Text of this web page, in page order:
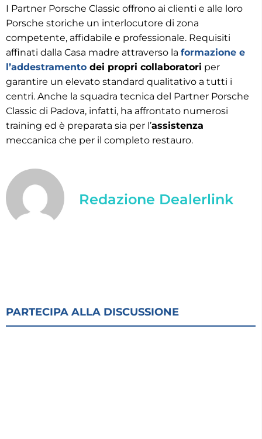
I Partner Porsche Classic offrono ai clienti e alle loro
Porsche storiche un interlocutore di zona
competente, affidabile e professionale. Requisiti
affinati dalla Casa madre attraverso la formazione e
l’addestramento dei propri collaboratori per
garantire un elevato standard qualitativo a tutti i
centri. Anche la squadra tecnica del Partner Porsche
Classic di Padova, infatti, ha affrontato numerosi
training ed è preparata sia per l’assistenza
meccanica che per il completo restauro.
Redazione Dealerlink
PARTECIPA ALLA DISCUSSIONE